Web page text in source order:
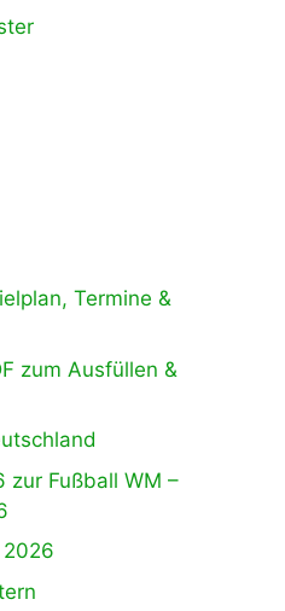
Termine &
zum Ausfüllen &
zur Fußball WM –
2026